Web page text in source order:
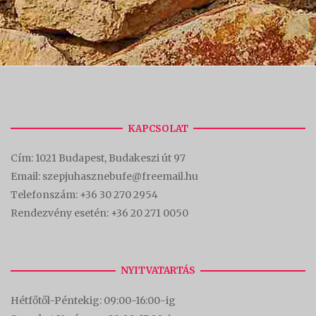
KAPCSOLAT
Cím: 1021 Budapest, Budakeszi út 97
Email: szepjuhasznebufe@freemail.hu
Telefonszám: +36 30 270 2954
Rendezvény esetén: +36 20 271 0050
NYITVATARTÁS
Hétfőtől-Péntekig: 09:00-16:00-ig